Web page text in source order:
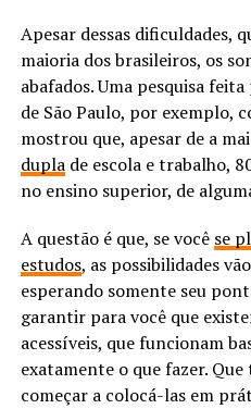
Apesar dessas dificuldades,
maioria dos brasileiros, os
abafados. Uma pesquisa
de São Paulo, por exemplo,
mostrou que, apesar de a
duplade escola e trabalho,
no ensino superior, de
A questão é que, se você se
estudos, as possibilidades
esperando somente seu
garantir para você que
acessíveis, que funcionam
exatamente o que fazer.
começar a colocá-las em